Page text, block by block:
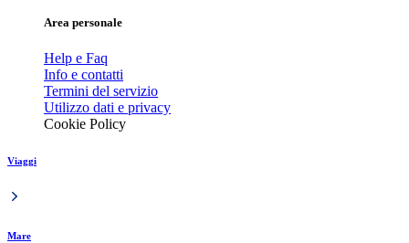
Area personale
Help e Faq
Info e contatti
Termini del servizio
Utilizzo dati e privacy
Cookie Policy
Viaggi
Mare